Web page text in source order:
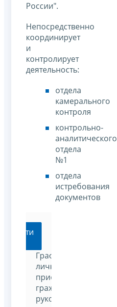
России".
Непосредственно
координирует
и
контролирует
деятельность:
отдела
камерального
контроля
контрольно-
аналитического
отдела
№1
отдела
истребования
документов
Перейти
График
личного
приема
граждан
руководителем